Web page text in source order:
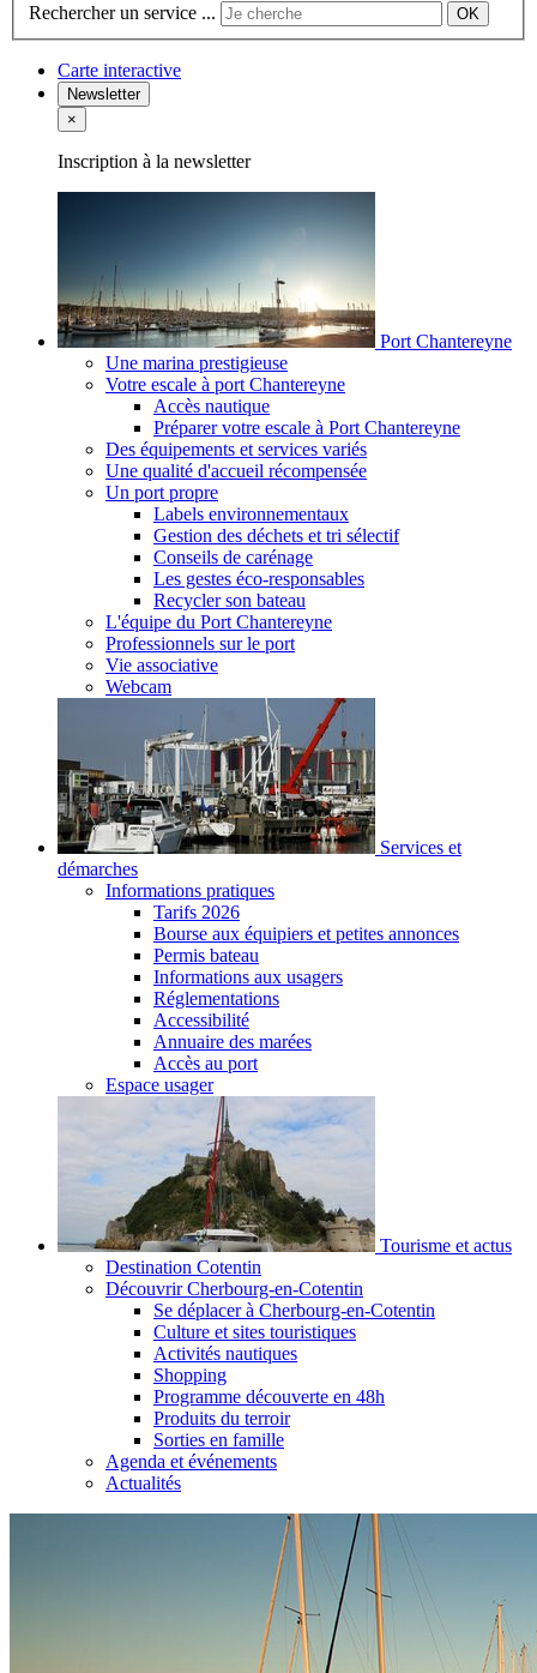
Rechercher un service ...
Carte interactive
Newsletter
×
Inscription à la newsletter
Port Chantereyne
Une marina prestigieuse
Votre escale à port Chantereyne
Accès nautique
Préparer votre escale à Port Chantereyne
Des équipements et services variés
Une qualité d'accueil récompensée
Un port propre
Labels environnementaux
Gestion des déchets et tri sélectif
Conseils de carénage
Les gestes éco-responsables
Recycler son bateau
L'équipe du Port Chantereyne
Professionnels sur le port
Vie associative
Webcam
Services et
démarches
Informations pratiques
Tarifs 2026
Bourse aux équipiers et petites annonces
Permis bateau
Informations aux usagers
Réglementations
Accessibilité
Annuaire des marées
Accès au port
Espace usager
Tourisme et actus
Destination Cotentin
Découvrir Cherbourg-en-Cotentin
Se déplacer à Cherbourg-en-Cotentin
Culture et sites touristiques
Activités nautiques
Shopping
Programme découverte en 48h
Produits du terroir
Sorties en famille
Agenda et événements
Actualités